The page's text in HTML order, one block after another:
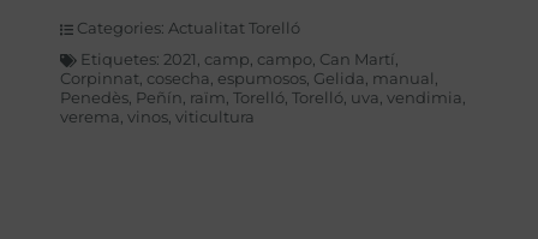
Categories: Actualitat Torelló
Etiquetes: 2021 camp campo, Can Martí
Corpinnat cosecha espumosos, Gelida manual
Penedès, Peñín raïm Torelló, Torelló, uva vendimia
verema vinos, viticultura